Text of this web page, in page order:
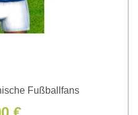
Fußballfans